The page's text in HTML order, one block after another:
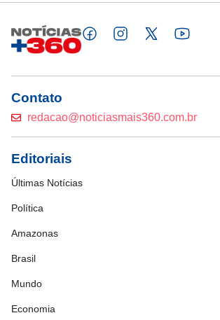
Contato
redacao@noticiasmais360.com.br
Editoriais
Últimas Notícias
Política
Amazonas
Brasil
Mundo
Economia